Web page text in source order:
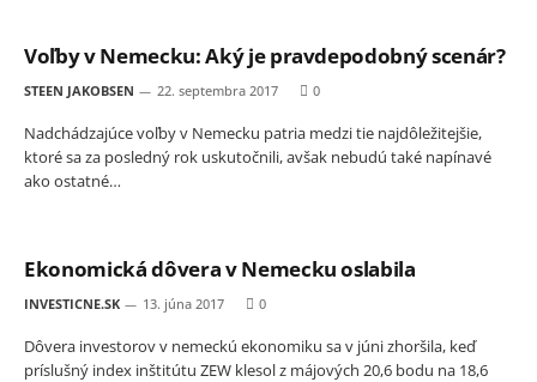
Voľby v Nemecku: Aký je pravdepodobný scenár?
STEEN JAKOBSEN 22. septembra 2017 0
Nadchádzajúce voľby v Nemecku patria medzi tie najdôležitejšie,
ktoré sa za posledný rok uskutočnili, avšak nebudú také napínavé
ako ostatné…
Ekonomická dôvera v Nemecku oslabila
INVESTICNE.SK 13. júna 2017 0
Dôvera investorov v nemeckú ekonomiku sa v júni zhoršila, keď
príslušný index inštitútu ZEW klesol z májových 20,6 bodu na 18,6